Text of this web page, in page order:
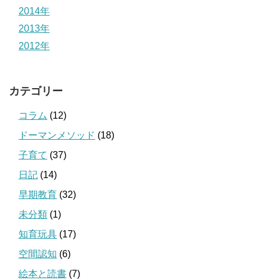
2014年
2013年
2012年
カテゴリー
コラム (12)
ドーマンメソッド (18)
子育て (37)
日記 (14)
早期教育 (32)
未分類 (1)
知育玩具 (17)
空間認知 (6)
絵本と読書 (7)